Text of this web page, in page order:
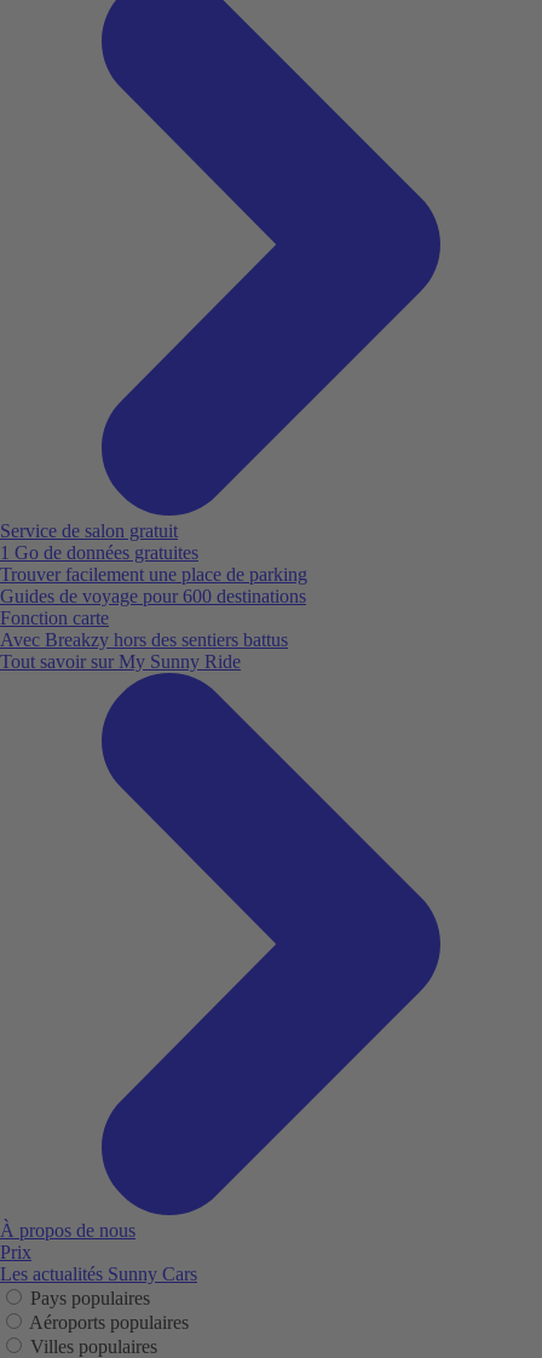
Service de salon gratuit
1 Go de données gratuites
Trouver facilement une place de parking
Guides de voyage pour 600 destinations
Fonction carte
Avec Breakzy hors des sentiers battus
Tout savoir sur My Sunny Ride
À propos de nous
Prix
Les actualités Sunny Cars
Pays populaires
Aéroports populaires
Villes populaires